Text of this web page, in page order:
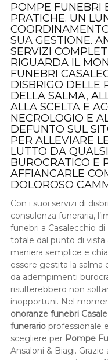
POMPE FUNEBRI
PRATICHE. UN
SUA GESTIONE.
SERVIZI
RIGUARDA IL
FUNEBRI
DISBRIGO DELLE
DELLA SALMA,
ALLA SCELTA E
NECROLOGIO E
DEFUNTO SUL
PER ALLEVIARE
LUTTO DA
BUROCRATICO E
AFFIANCARLE
DOLOROSO
Con i suoi servizi di
consulenza funeraria,
funebri a Casalecchio
totale dal punto di
maniera semplice e
essere gestita la salma
da adempimenti
risulterebbero non
inopportuni. Nel
onoranze funebri
funerarioprofessionale
scegliere per Pompe
Ansaloni & Biagi. Grazie